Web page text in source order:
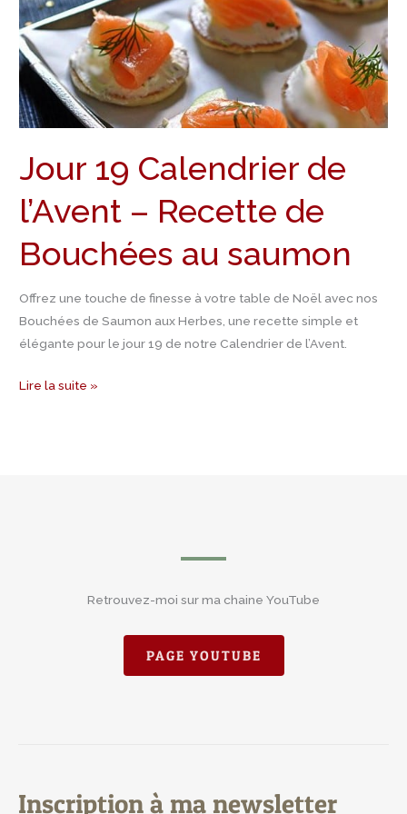
Jour 19 Calendrier de
l’Avent – Recette de
Bouchées au saumon
Offrez une touche de finesse à votre table de Noël avec nos
Bouchées de Saumon aux Herbes, une recette simple et
élégante pour le jour 19 de notre Calendrier de l’Avent.
Recette
de
Bouchées
au
saumon
Lire la suite »
Retrouvez-moi sur ma chaine YouTube
PAGE YOUTUBE
Inscription à ma newsletter